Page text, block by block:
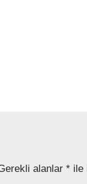
alanlar * ile